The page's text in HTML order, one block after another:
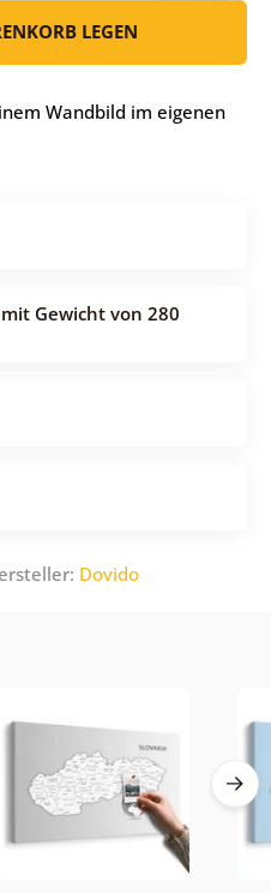
LEGEN
Wandbild im eigenen
Gewicht von 280
Dovido